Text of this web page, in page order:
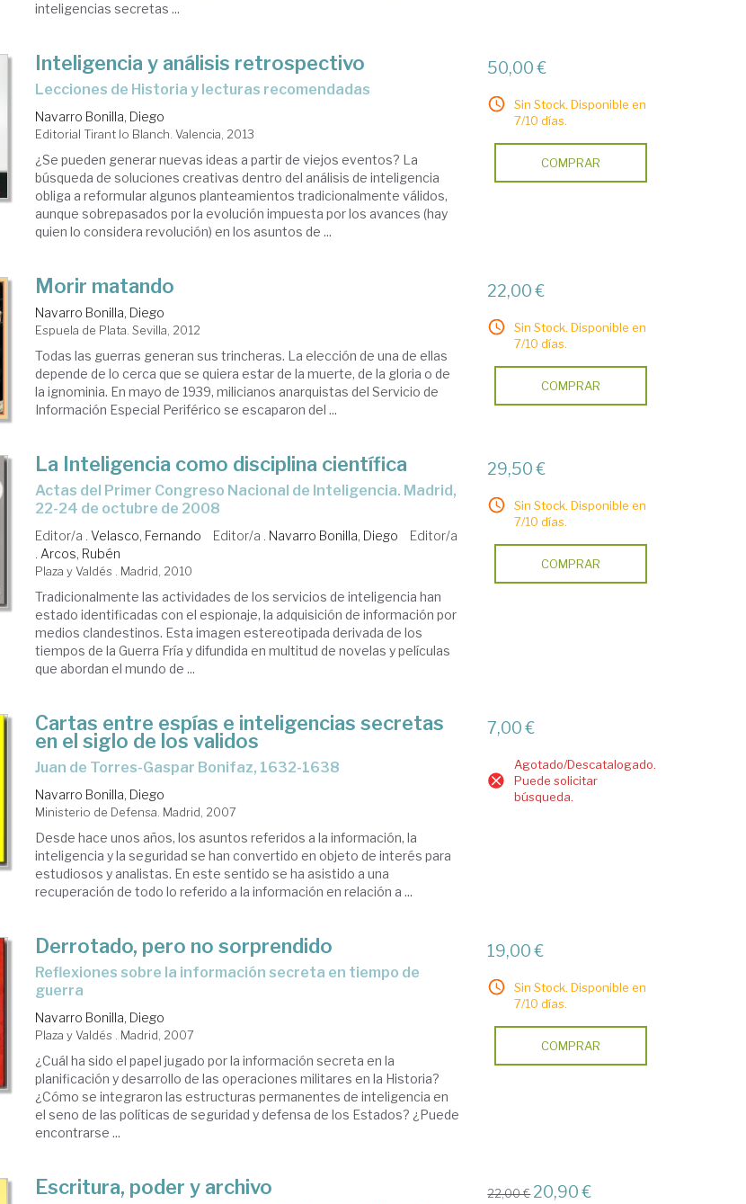
inteligencias secretas ...
Inteligencia y análisis retrospectivo
lecciones de Historia y lecturas recomendadas
Navarro Bonilla, Diego
Editorial Tirant lo Blanch. Valencia, 2013
¿Se pueden generar nuevas ideas a partir de viejos eventos? La
búsqueda de soluciones creativas dentro del análisis de inteligencia
obliga a reformular algunos planteamientos tradicionalmente válidos,
aunque sobrepasados por la evolución impuesta por los avances (hay
quien lo considera revolución) en los asuntos de ...
50,00 €
Sin Stock. Disponible en
7/10 días.
COMPRAR
Morir matando
Navarro Bonilla, Diego
Espuela de Plata. Sevilla, 2012
Todas las guerras generan sus trincheras. La elección de una de ellas
depende de lo cerca que se quiera estar de la muerte, de la gloria o de
la ignominia. En mayo de 1939, milicianos anarquistas del Servicio de
Información Especial Periférico se escaparon del ...
22,00 €
Sin Stock. Disponible en
7/10 días.
COMPRAR
La Inteligencia como disciplina científica
Actas del Primer Congreso Nacional de Inteligencia. Madrid,
22-24 de octubre de 2008
Editor/a .Velasco, Fernando Editor/a . Navarro Bonilla, Diego
Editor/a
. Arcos, Rubén
Plaza y Valdés . Madrid, 2010
Tradicionalmente las actividades de los servicios de inteligencia han
estado identificadas con el espionaje, la adquisición de información por
medios clandestinos. Esta imagen estereotipada derivada de los
tiempos de la Guerra Fría y difundida en multitud de novelas y películas
que abordan el mundo de ...
29,50 €
Sin Stock. Disponible en
7/10 días.
COMPRAR
Cartas entre espías e inteligencias secretas
en el siglo de los validos
Juan de Torres-Gaspar Bonifaz, 1632-1638
Navarro Bonilla, Diego
Ministerio de Defensa. Madrid, 2007
Desde hace unos años, los asuntos referidos a la información, la
inteligencia y la seguridad se han convertido en objeto de interés para
estudiosos y analistas. En este sentido se ha asistido a una
recuperación de todo lo referido a la información en relación a ...
7,00 €
Agotado/Descatalogado.
Puede solicitar
búsqueda.
Derrotado, pero no sorprendido
reflexiones sobre la información secreta en tiempo de
guerra
Navarro Bonilla, Diego
Plaza y Valdés . Madrid, 2007
¿Cuál ha sido el papel jugado por la información secreta en la
planificación y desarrollo de las operaciones militares en la Historia?
¿Cómo se integraron las estructuras permanentes de inteligencia en
el seno de las políticas de seguridad y defensa de los Estados? ¿Puede
encontrarse ...
19,00 €
Sin Stock. Disponible en
7/10 días.
COMPRAR
Escritura, poder y archivo 22,00 € 20,90 €